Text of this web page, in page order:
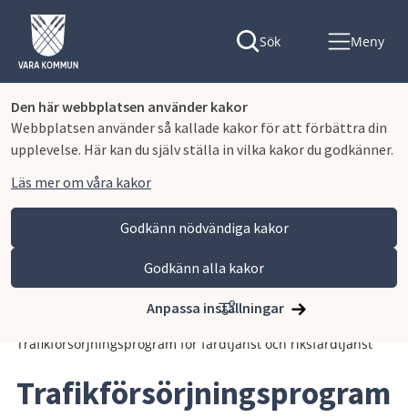
Den här webbplatsen använder kakor
Webbplatsen använder så kallade kakor för att förbättra din
upplevelse. Här kan du själv ställa in vilka kakor du godkänner.
Läs mer om våra kakor
Godkänn nödvändiga kakor
Godkänn alla kakor
Anpassa inställningar
Sök Meny
Vara kommun
Kommun och politik
Vår organisation och verksamhet
Trafikförsörjningsprogram för färdtjänst och riksfärdtjänst
Trafikförsörjningsprogram